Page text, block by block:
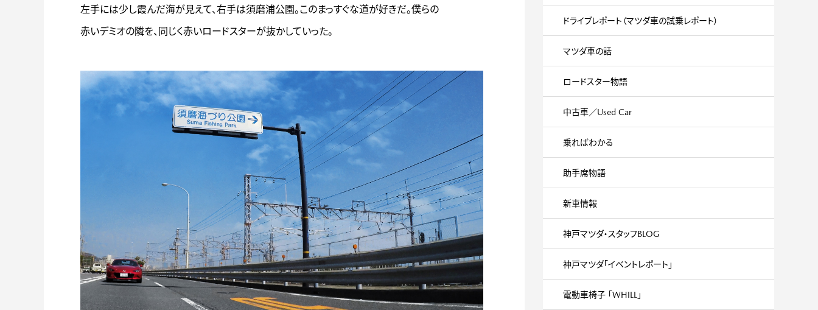
左手には少し霞んだ海が見えて、右手は須磨浦公園。このまっすぐな道が好きだ。僕らの
赤いデミオの隣を、同じく赤いロードスターが抜かしていった。
ドライブレポート（マツダ車の試乗レポート）
マツダ車の話
ロードスター物語
中古車／Used Car
乗ればわかる
助手席物語
新車情報
神戸マツダ・スタッフBLOG
神戸マツダ「イベントレポート」
電動車椅子 「WHILL」